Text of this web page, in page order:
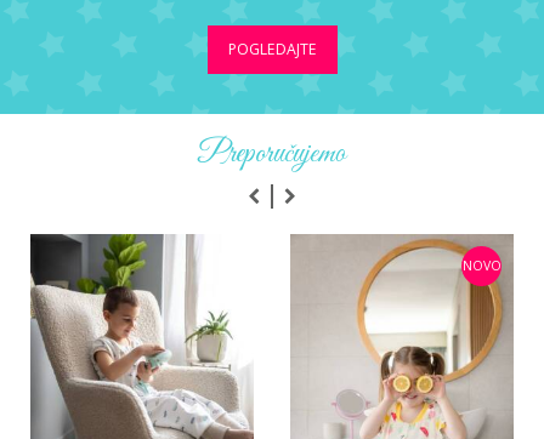
POGLEDAJTE
Preporučujemo
NOVO